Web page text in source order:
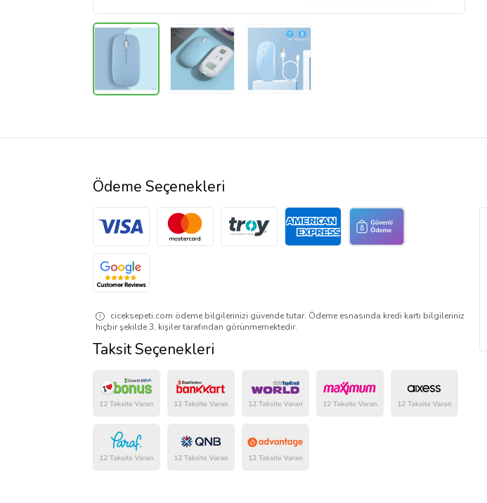
Ödeme Seçenekleri
ciceksepeti.com ödeme bilgilerinizi güvende tutar. Ödeme esnasında kredi kartı bilgileriniz
hiçbir şekilde 3. kişiler tarafından görünmemektedir.
Taksit Seçenekleri